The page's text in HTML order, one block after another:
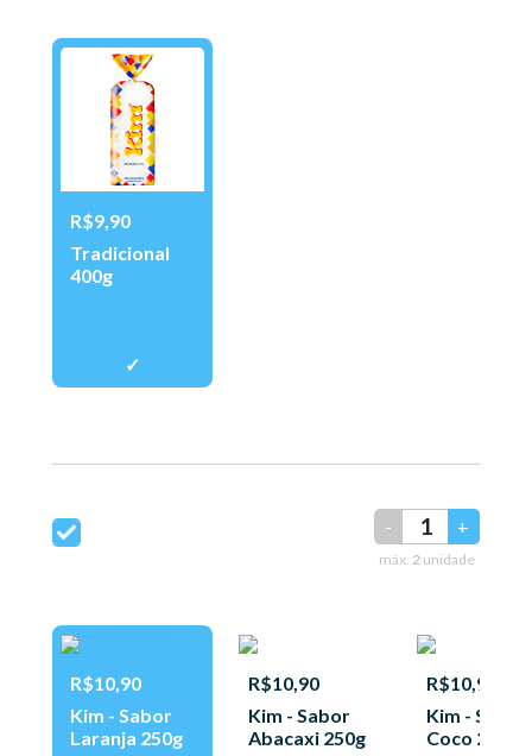
R$9,90
Tradicional
400g
- +
máx. 2 unidade
R$10,90
Kim - Sabor
Laranja 250g
R$10,90
Kim - Sabor
Abacaxi 250g
R$10,90
Kim - Sabor
Coco 250g